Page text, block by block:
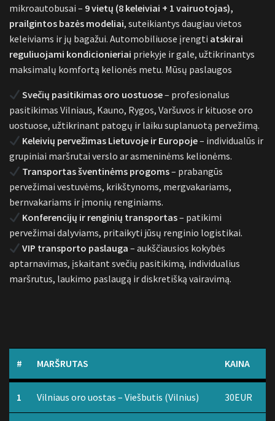
mikroautobusai – 9 vietų (8 keleiviai + 1 vairuotojas),
prailgintos bazės modeliai, suteikiantys daugiau vietos
keleiviams ir jų bagažui. Automobiliuose įrengti atskirai
reguliuojami kondicionieriai priekyje ir gale, užtikrinantys
maksimalų komfortą kelionės metu. Mūsų paslaugos
Svečių pasitikimas oro uostuose– profesionalus
pasitikimas Vilniaus, Kauno, Rygos, Varšuvos ir kituose oro
uostuose, užtikrinant patogų ir laiku suplanuotą pervežimą.
Keleivių pervežimas Lietuvoje ir Europoje– individualūs ir
grupiniai maršrutai verslo ar asmeninėms kelionėms.
Transportas šventinėms progoms– prabangūs
pervežimai vestuvėms, krikštynoms, mergvakariams,
bernvakariams ir įmonių renginiams.
Konferencijų ir renginių transportas– patikimi
pervežimai dalyviams, pritaikyti jūsų renginio logistikai.
VIP transporto paslauga – aukščiausios kokybės
aptarnavimas, įskaitant svečių pasitikimą, individualius
maršrutus, laukimo paslaugą ir diskretišką vairavimą.
# MARŠRUTAS KAINA
1 Vilniaus oro uostas – Viešbutis (Vilnius) 30EUR